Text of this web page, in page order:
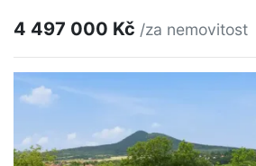
4 497 000 Kč /za nemovitost